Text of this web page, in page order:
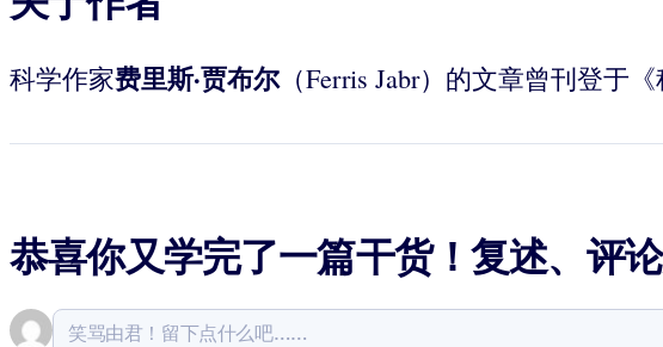
科学作家费里斯·贾布尔（Ferris Jabr）的文章曾刊登于
恭喜你又学完了一篇干货！复述、评